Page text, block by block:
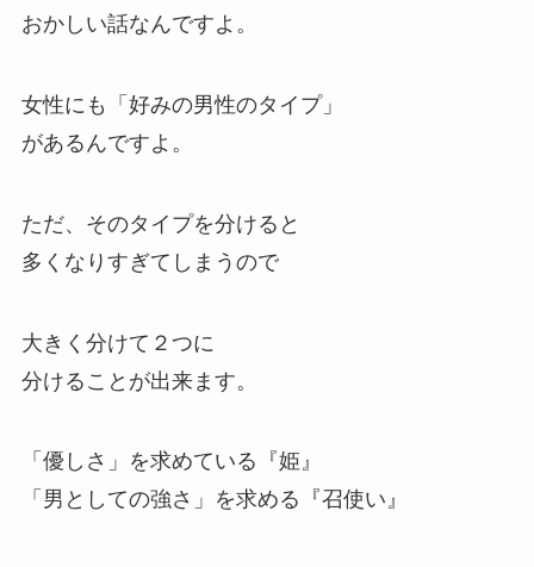
おかしい話なんですよ。
女性にも「好みの男性のタイプ」
があるんですよ。
ただ、そのタイプを分けると
多くなりすぎてしまうので
大きく分けて２つに
分けることが出来ます。
「優しさ」を求めている『姫』
「男としての強さ」を求める『召使い』